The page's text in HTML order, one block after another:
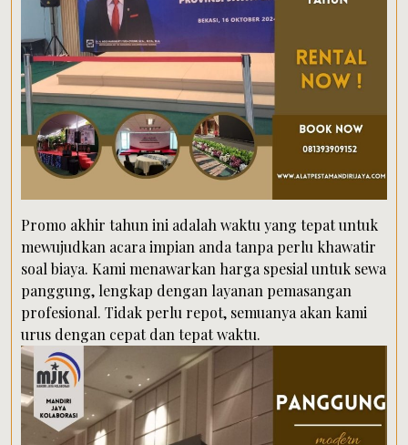
Promo akhir tahun ini adalah waktu yang tepat untuk
mewujudkan acara impian anda tanpa perlu khawatir
soal biaya. Kami menawarkan harga spesial untuk sewa
panggung, lengkap dengan layanan pemasangan
profesional. Tidak perlu repot, semuanya akan kami
urus dengan cepat dan tepat waktu.